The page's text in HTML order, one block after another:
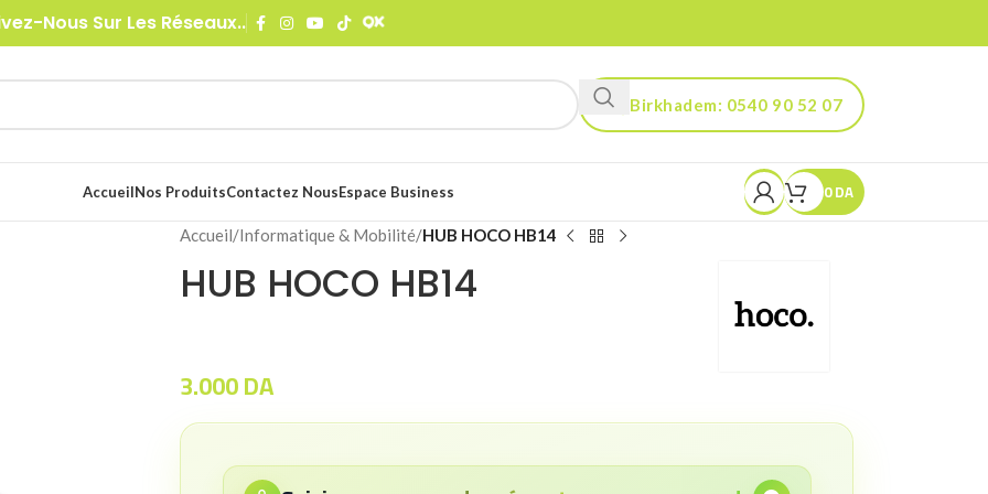
Nous Sur Les Réseaux..
Birkhadem: 0540 90 52 07
Kouba: 0560 90 52 03
AccueilNos ProduitsContactez NousEspace Business 0DA
Accueil/Informatique & Mobilité/HUB HOCO HB14
HUB HOCO HB14
3.000DA